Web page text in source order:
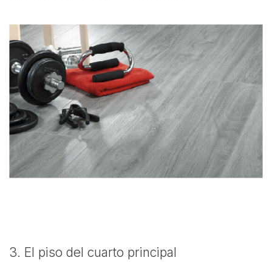
3. El piso del cuarto principal